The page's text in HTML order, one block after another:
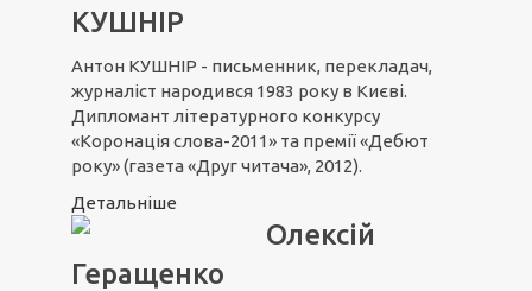
КУШНІР
Антон КУШНІР - письменник, перекладач,
журналіст народився 1983 року в Києві.
Дипломант літературного конкурсу
«Коронація слова-2011» та премії «Дебют
року» (газета «Друг читача», 2012).
Детальніше
Олексій
Геращенко